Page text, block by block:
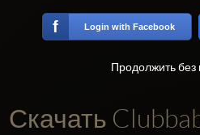
f Login with Facebook
Продолжить без
Скачать